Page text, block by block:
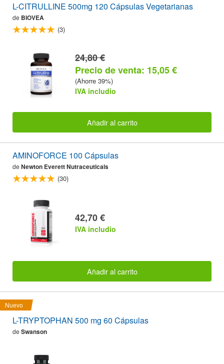
L-CITRULLINE 500mg 120 Cápsulas Vegetarianas
de BIOVEA
(3)
24,80 €
Precio de venta: 15,05 €
(Ahorre 39%)
IVA includio
Añadir al carrito
AMINOFORCE 100 Cápsulas
de Newton Everett Nutraceuticals
(30)
42,70 €
IVA includio
Añadir al carrito
Nuevo
L-TRYPTOPHAN 500 mg 60 Cápsulas
de Swanson